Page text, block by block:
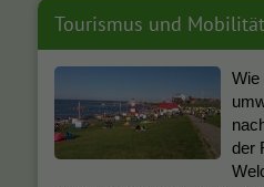
Tourismus und Mobilität
Wie
der